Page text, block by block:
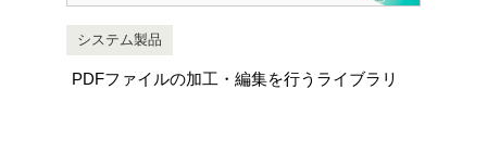
システム製品
PDFファイルの加工・編集を行うライブラリ